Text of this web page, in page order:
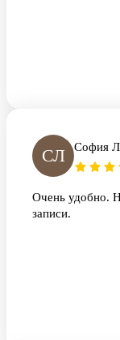
СЛ София
Очень удобно.
записи.